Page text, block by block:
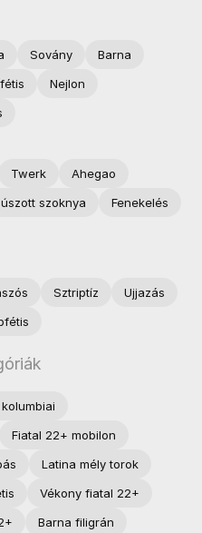
Sovány
Barna
Nejlon
Twerk
Ahegao
szoknya
Fenekelés
Sztriptíz
Ujjazás
Fiatal 22+ mobilon
Latina mély torok
Vékony fiatal 22+
Barna filigrán